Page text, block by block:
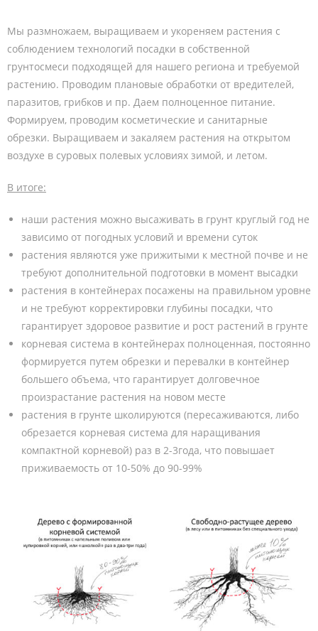
Мы размножаем, выращиваем и укореняем растения с
соблюдением технологий посадки в собственной
грунтосмеси подходящей для нашего региона и требуемой
растению. Проводим плановые обработки от вредителей,
паразитов, грибков и пр. Даем полноценное питание.
Формируем, проводим косметические и санитарные
обрезки. Выращиваем и закаляем растения на открытом
воздухе в суровых полевых условиях зимой, и летом.
В итоге:
наши растения можно высаживать в грунт круглый год не
зависимо от погодных условий и времени суток
растения являются уже прижитыми к местной почве и не
требуют дополнительной подготовки в момент высадки
растения в контейнерах посажены на правильном уровне
и не требуют корректировки глубины посадки, что
гарантирует здоровое развитие и рост растений в грунте
корневая система в контейнерах полноценная, постоянно
формируется путем обрезки и перевалки в контейнер
большего объема, что гарантирует долговечное
произрастание растения на новом месте
растения в грунте школируются (пересаживаются, либо
обрезается корневая система для наращивания
компактной корневой) раз в 2-3года, что повышает
приживаемость от 10-50% до 90-99%